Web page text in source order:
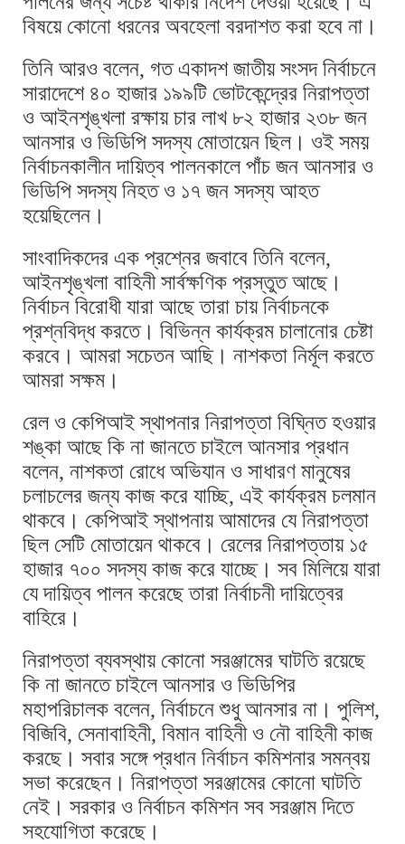
বিষয়ে কোনো ধরনের অবহেলা বরদাশত করা হবে না।
তি‌নি আরও বলেন, গত একাদশ জাতীয় সংসদ নির্বাচনে
সারাদেশে ৪০ হাজার ১৯৯টি ভোটকেন্দ্রের নিরাপত্তা
ও আইনশৃঙ্খলা রক্ষায় চার লাখ ৮২ হাজার ২৩৮ জন
আনসার ও ভিডিপি সদস্য মোতায়েন ছিল। ওই সময়
নির্বাচনকালীন দায়িত্ব পালনকালে পাঁচ জন আনসার ও
ভিডিপি সদস্য নিহত ও ১৭ জন সদস্য আহত
হয়েছিলেন।
সাংবাদিকদের এক প্রশ্নের জবাবে তিনি বলেন,
আইনশৃঙ্খলা বাহিনী সার্বক্ষণিক প্রস্তুত আছে।
নির্বাচন বিরোধী যারা আছে তারা চায় নির্বাচনকে
প্রশ্নবিদ্ধ করতে। বিভিন্ন কার্যক্রম চালানোর চেষ্টা
করবে। আমরা সচেতন আছি। নাশকতা নির্মূল করতে
আমরা সক্ষম।
রেল ও কেপিআই স্থাপনার নিরাপত্তা বিঘ্নিত হওয়ার
শঙ্কা আছে কি না জানতে চাইলে আনসার প্রধান
বলেন, নাশকতা রোধে অভিযান ও সাধারণ মানুষের
চলাচলের জন্য কাজ করে যাচ্ছি, এই কার্যক্রম চলমান
থাকবে। কেপিআই স্থাপনায় আমাদের যে নিরাপত্তা
ছিল সেটি মোতায়েন থাকবে। রেলের নিরাপত্তায় ১৫
হাজার ৭০০ সদস্য কাজ করে যাচ্ছে। সব মিলিয়ে যারা
যে দায়িত্ব পালন করেছে তারা নির্বাচনী দায়িত্বের
বাহিরে।
নিরাপত্তা ব্যবস্থায় কোনো সরঞ্জামের ঘাটতি রয়েছে
কি না জানতে চাইলে আনসার ও ভিডিপির
মহাপরিচালক বলেন, নির্বাচনে শুধু আনসার না। পুলিশ,
বিজিবি, সেনাবাহিনী, বিমান বাহিনী ও নৌ বাহিনী কাজ
করছে। সবার সঙ্গে প্রধান নির্বাচন কমিশনার সমন্বয়
সভা করেছেন। নিরাপত্তা সরঞ্জামের কোনো ঘাটতি
নেই। সরকার ও নির্বাচন কমিশন সব সরঞ্জাম দিতে
সহযোগিতা করেছে।